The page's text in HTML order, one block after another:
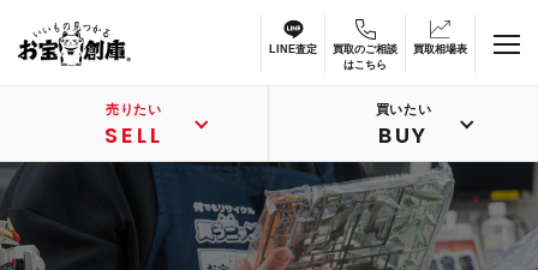
LINE査定
買取のご相談
はこちら
買取相場表
売りたい
SELL
買いたい
BUY